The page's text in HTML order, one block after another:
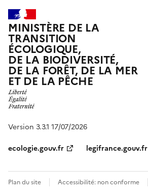
MINISTÈRE DE LA
TRANSITION
ÉCOLOGIQUE,
DE LA BIODIVERSITÉ,
DE LA FORÊT, DE LA MER
ET DE LA PÊCHE
Version 3.3.1 17/07/2026
ecologie.gouv.fr
legifrance.gouv.fr
Plan du site Accessibilité: non conforme